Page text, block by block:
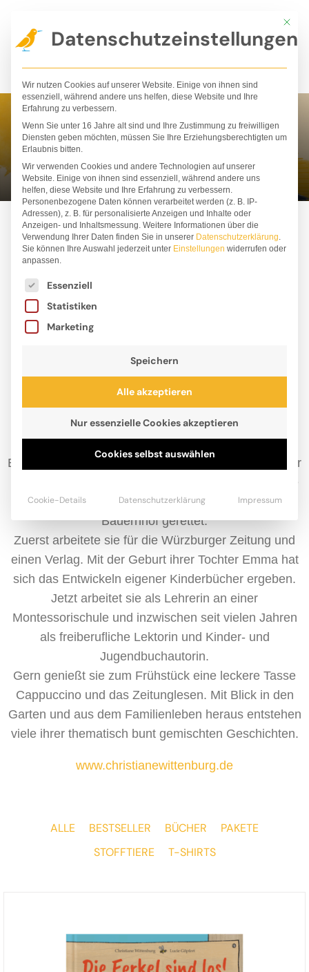
Inhalt
springen
Christiane Wittenburg
Seit 2003 freiberufliche Autorin, lebt und arbeitet
Erding in einem Haus mit kleinem Garten. Ihre Kinder
Emma und Johann sind inzwischen 17 und 14 Jahre
alt, die Katze Lola hat die Familie von einem
Bauernhof gerettet.
Zuerst arbeitete sie für die Würzburger Zeitung und
einen Verlag. Mit der Geburt ihrer Tochter Emma hat
sich das Entwickeln eigener Kinderbücher ergeben.
Jetzt arbeitet sie als Lehrerin an einer
Montessorischule und inzwischen seit vielen Jahren
als freiberufliche Lektorin und Kinder- und
Jugendbuchautorin.
Gern genießt sie zum Frühstück eine leckere Tasse
Cappuccino und das Zeitunglesen. Mit Blick in den
Garten und aus dem Familienleben heraus entstehen
viele ihrer thematisch bunt gemischten Geschichten.
www.christianewittenburg.de
ALLE BESTSELLER BÜCHER
PAKETE
STOFFTIERE
T-SHIRTS
Mit
Datenschutzeinstellungen
Wir nutzen Cookies auf unserer Website. Einige von ihnen sind
essenziell, während andere uns helfen, diese Website und Ihre
Erfahrung zu verbessern.
Wenn Sie unter 16 Jahre alt sind und Ihre Zustimmung zu freiwilligen
Diensten geben möchten, müssen Sie Ihre Erziehungsberechtigten um
Erlaubnis bitten.
Wir verwenden Cookies und andere Technologien auf unserer
Website. Einige von ihnen sind essenziell, während andere uns
helfen, diese Website und Ihre Erfahrung zu verbessern.
Personenbezogene Daten können verarbeitet werden (z. B. IP-
Adressen), z. B. für personalisierte Anzeigen und Inhalte oder
Anzeigen- und Inhaltsmessung. Weitere Informationen über die
Verwendung Ihrer Daten finden Sie in unserer Datenschutzerklärung.
Sie können Ihre Auswahl jederzeit unter Einstellungen widerrufen oder
anpassen.
Es folgt eine Liste der Service-Gruppen, für die
Essenziell
Statistiken
Marketing
Speichern
Alle akzeptieren
Nur essenzielle Cookies akzeptieren
Cookies selbst auswählen
Cookie-Details Datenschutzerklärung Impressum